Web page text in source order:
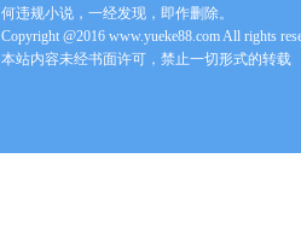
何违规小说，一经发现，即作删除。
Copyright @2016 www.yueke88.com All rights
本站内容未经书面许可，禁止一切形式的转载